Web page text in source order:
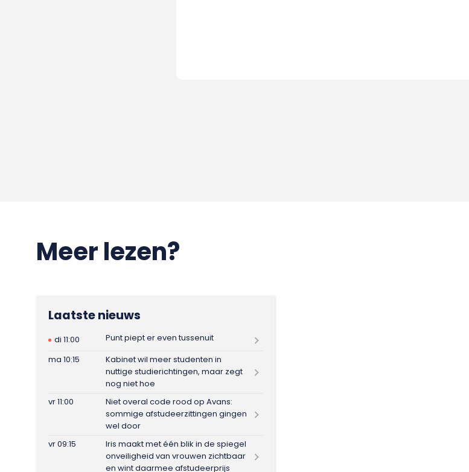
Meer lezen?
Laatste nieuws
di 11:00
Punt piept er even tussenuit
ma 10:15
Kabinet wil meer studenten in
nuttige studierichtingen, maar zegt
nog niet hoe
vr 11:00
Niet overal code rood op Avans:
sommige afstudeerzittingen gingen
wel door
vr 09:15
Iris maakt met één blik in de spiegel
onveiligheid van vrouwen zichtbaar
en wint daarmee afstudeerprijs